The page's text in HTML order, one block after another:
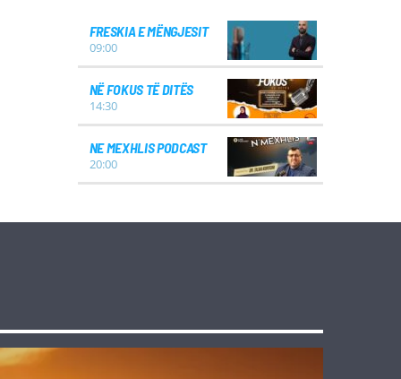
FRESKIA E MËNGJESIT
09:00
NË FOKUS TË DITËS
14:30
NE MEXHLIS PODCAST
20:00